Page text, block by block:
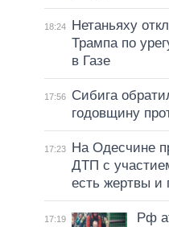
18:24
Нетаньяху
Трампа по
в Газе
17:56
Сибига
годовщину
17:23
На Одесчине
ДТП с
есть жертвы и
17:19
Рф